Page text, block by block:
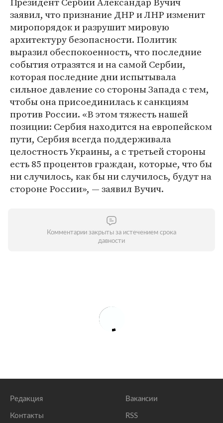
заявил, что признание ДНР и ЛНР изменит
миропорядок и разрушит мировую
архитектуру безопасности. Политик
выразил обеспокоенность, что последние
события отразятся и на самой Сербии,
которая последние дни испытывала
сильное давление со стороны Запада с тем,
чтобы она присоединилась к санкциям
против России. «В этом тяжесть нашей
позиции: Сербия находится на европейском
пути, Сербия всегда поддерживала
целостность Украины, а с третьей стороны
есть 85 процентов граждан, которые, что бы
ни случилось, как бы ни случилось, будут на
стороне России», — заявил Вучич.
Комментарии закрыты за истечением срока
давности
Редакция
Контакты
Вакансии
RSS